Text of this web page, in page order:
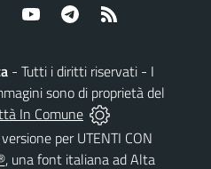
Facebook YouTube Telegram
- Tutti i diritti riservati - I
sono di proprietà del
In Comune
per UTENTI CON
, una font italiana ad Alta